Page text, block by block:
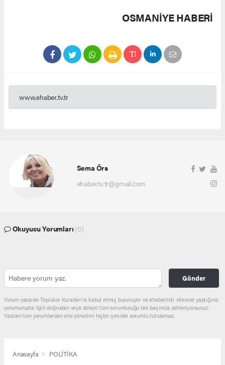
OSMANIYE HABERİ
www.ehaber.tv.tr
Sema Örs
ehaber.tv.tr@gmail.com
Okuyucu Yorumları (0)
Gönder
Yorum yazarak Topluluk Kuralları’nı kabul etmiş bulunuyor ve ehaber.tv.tr sitesine yaptığınız
yorumunuzla ilgili doğrudan veya dolaylı tüm sorumluluğu tek başınıza üstleniyorsunuz.
Yazılan tüm yorumlardan site yönetimi hiçbir şekilde sorumlu tutulamaz.
Anasayfa POLİTİKA